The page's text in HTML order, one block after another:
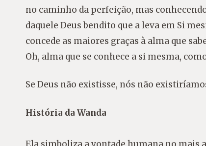
no caminho da perfeição, mas
daquele Deus bendito que a leva em Si
concede as maiores graças à alma que
Oh, alma que se conhece a si mesma,
Se Deus não existisse, nós não
História da Wanda
Ela simboliza a vontade humana no mais